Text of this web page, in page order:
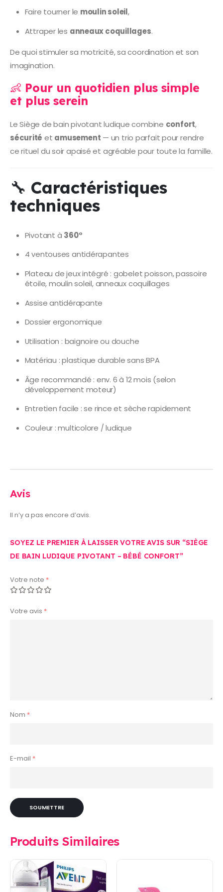
Faire tourner le moulin soleil,
Attraper les anneaux coquillages.
De quoi stimuler sa motricité, sa coordination et son
imagination.
👶 Pour un quotidien plus simple
et plus serein
Le Siège de bain pivotant ludique combine confort,
sécurité et amusement — un trio parfait pour rendre
ce rituel du soir apaisé et agréable pour toute la famille.
🔧 Caractéristiques
techniques
Pivotant à 360°
4 ventouses antidérapantes
Plateau de jeux intégré : gobelet poisson, passoire
étoile, moulin soleil, anneaux coquillages
Assise antidérapante
Dossier ergonomique
Utilisation : baignoire ou douche
Matériau : plastique durable sans BPA
Âge recommandé : env. 6 à 12 mois (selon
développement moteur)
Entretien facile : se rince et sèche rapidement
Couleur : multicolore / ludique
Avis
Il n’y a pas encore d’avis.
SOYEZ LE PREMIER À LAISSER VOTRE AVIS SUR “SIÈGE
DE BAIN LUDIQUE PIVOTANT – BÉBÉ CONFORT”
Votre note *
Votre avis *
Nom *
E-mail *
Produits Similaires